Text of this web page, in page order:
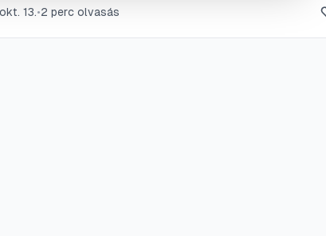
bacon, amikor csak szüksége van rá.
13.•2 perc olvasás